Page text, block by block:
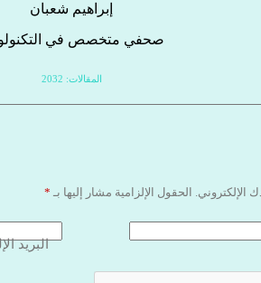
إبراهيم شعبان
صحفي متخصص في
المقالات: 2032
الإلكتروني. الحقول الإلزامية مشار إليها بـ *
البريد